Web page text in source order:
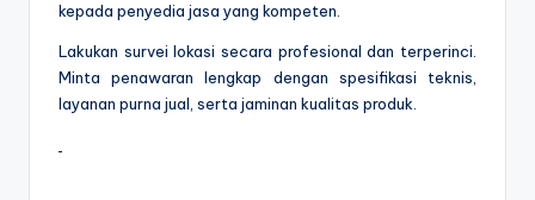
kepada penyedia jasa yang kompeten.
Lakukan survei lokasi secara profesional dan terperinci.
Minta penawaran lengkap dengan spesifikasi teknis,
layanan purna jual, serta jaminan kualitas produk.